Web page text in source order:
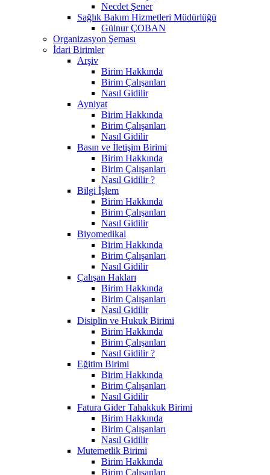
Necdet Şener
Sağlık Bakım Hizmetleri Müdürlüğü
Gülnur ÇOBAN
Organizasyon Şeması
İdari Birimler
Arşiv
Birim Hakkında
Birim Çalışanları
Nasıl Gidilir
Ayniyat
Birim Hakkında
Birim Çalışanları
Nasıl Gidilir
Basın ve İletişim Birimi
Birim Hakkında
Birim Çalışanları
Nasıl Gidilir ?
Bilgi İşlem
Birim Hakkında
Birim Çalışanları
Nasıl Gidilir
Biyomedikal
Birim Hakkında
Birim Çalışanları
Nasıl Gidilir
Çalışan Hakları
Birim Hakkında
Birim Çalışanları
Nasıl Gidilir
Disiplin ve Hukuk Birimi
Birim Hakkında
Birim Çalışanları
Nasıl Gidilir ?
Eğitim Birimi
Birim Hakkında
Birim Çalışanları
Nasıl Gidilir
Fatura Gider Tahakkuk Birimi
Birim Hakkında
Birim Çalışanları
Nasıl Gidilir
Mutemetlik Birimi
Birim Hakkında
Birim Çalışanları